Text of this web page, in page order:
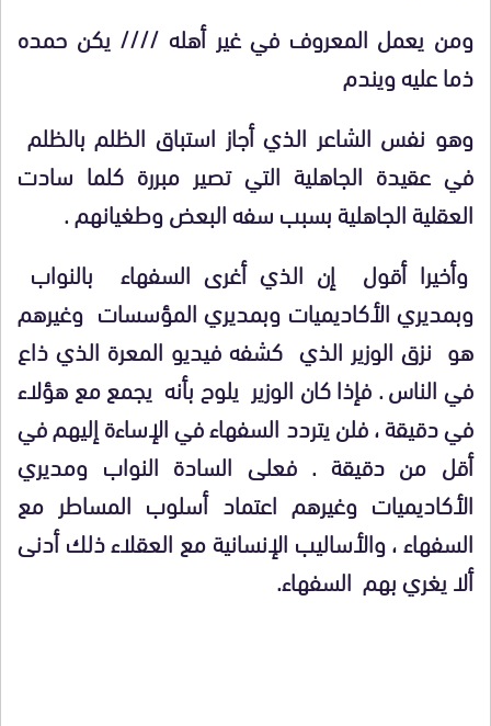
ومن يعمل المعروف في غير أهله //// يكن حمده
ذما عليه ويندم
وهو نفس الشاعر الذي أجاز استباق الظلم بالظلم
في عقيدة الجاهلية التي تصير مبررة كلما سادت
العقلية الجاهلية بسبب سفه البعض وطغيانهم .
وأخيرا أقول إن الذي أغرى السفهاء بالنواب
وبمديري الأكاديميات وبمديري المؤسسات وغيرهم
هو نزق الوزير الذي كشفه فيديو المعرة الذي ذاع
في الناس . فإذا كان الوزير يلوح بأنه يجمع مع هؤلاء
في دقيقة ، فلن يتردد السفهاء في الإساءة إليهم في
أقل من دقيقة . فعلى السادة النواب ومديري
الأكاديميات وغيرهم اعتماد أسلوب المساطر مع
السفهاء ، والأساليب الإنسانية مع العقلاء ذلك أدنى
ألا يغري بهم السفهاء.